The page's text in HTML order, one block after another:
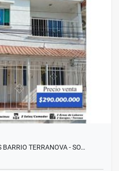
BARRIO TERRANOVA - SO…